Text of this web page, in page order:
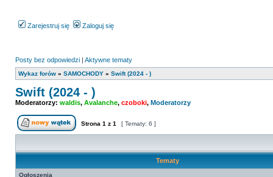
Zarejestruj się Zaloguj się
Posty bez odpowiedzi | Aktywne tematy
Wykaz forów » SAMOCHODY » Swift (2024 - )
Swift (2024 - )
Moderatorzy: waldis, Avalanche, czoboki, Moderatorzy
Nowy temat
Strona 1 z 1 [ Tematy: 6 ]
Tematy
Ogłoszenia